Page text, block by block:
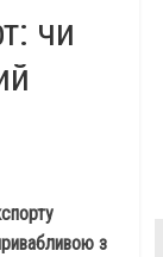
чи
з